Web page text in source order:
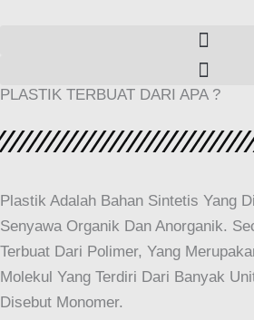
PLASTIK TERBUAT DARI APA ?
Plastik Adalah Bahan Sintetis Yang
Senyawa Organik Dan Anorganik.
Terbuat Dari Polimer, Yang
Molekul Yang Terdiri Dari Banyak
Disebut Monomer.